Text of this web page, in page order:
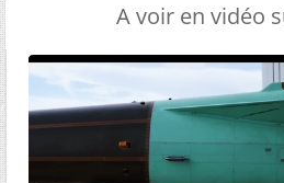
A voir en vidéo